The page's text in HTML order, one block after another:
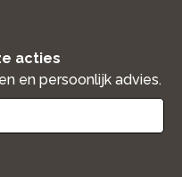
acties
en persoonlijk advies.